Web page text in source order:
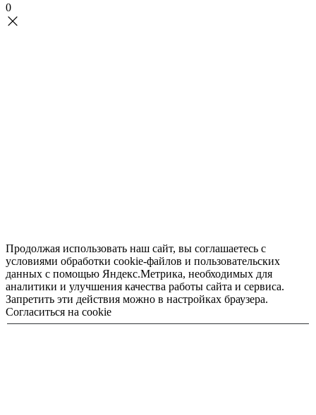
0
Продолжая использовать наш сайт, вы соглашаетесь с
условиями обработки cookie-файлов и пользовательских
данных с помощью Яндекс.Метрика, необходимых для
аналитики и улучшения качества работы сайта и сервиса.
Запретить эти действия можно в настройках браузера.
Согласиться на cookie